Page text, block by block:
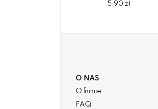
5,90 zł
O NAS
O firmie
FAQ